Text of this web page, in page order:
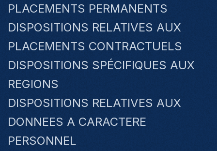
PLACEMENTS PERMANENTS
DISPOSITIONS RELATIVES AUX
PLACEMENTS CONTRACTUELS
DISPOSITIONS SPÉCIFIQUES AUX
REGIONS
DISPOSITIONS RELATIVES AUX
DONNEES A CARACTERE
PERSONNEL